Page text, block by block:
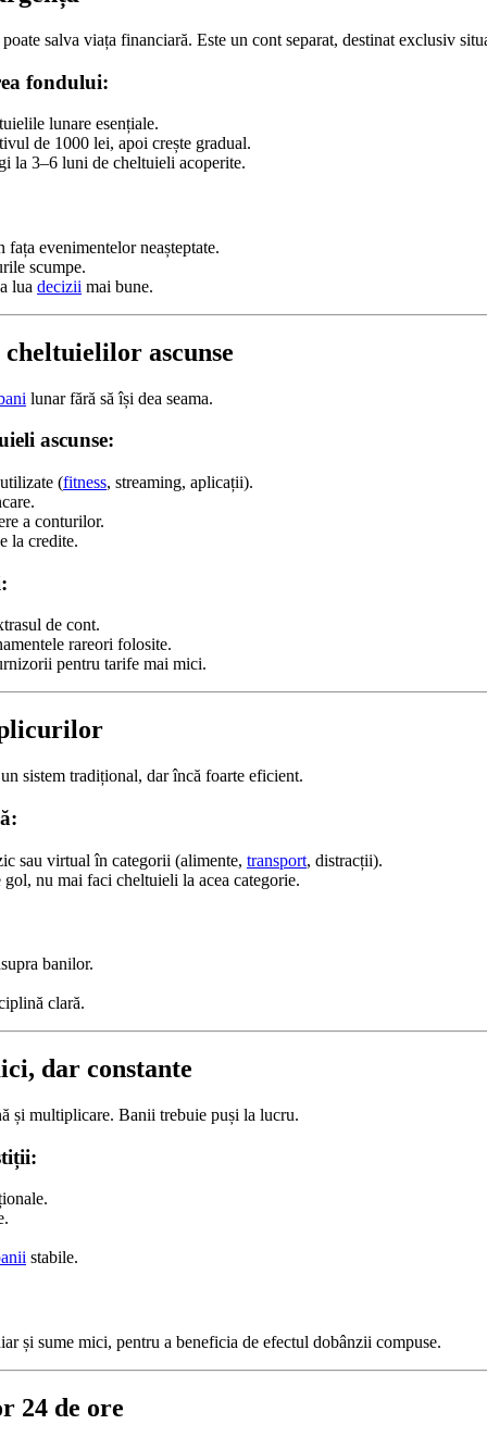
salva viața financiară. Este un cont separat, destinat exclusiv
fondului:
lunare esențiale.
de 1000 lei, apoi crește gradual.
la 3–6 luni de cheltuieli acoperite.
fața evenimentelor neașteptate.
scumpe.
lua decizii mai bune.
ascunse
lunar fără să își dea seama.
ascunse:
(fitness, streaming, aplicații).
a conturilor.
la credite.
de cont.
rareori folosite.
pentru tarife mai mici.
sistem tradițional, dar încă foarte eficient.
sau virtual în categorii (alimente, transport, distracții).
nu mai faci cheltuieli la acea categorie.
banilor.
clară.
dar constante
și multiplicare. Banii trebuie puși la lucru.
stabile.
și sume mici, pentru a beneficia de efectul dobânzii compuse.
24 de ore